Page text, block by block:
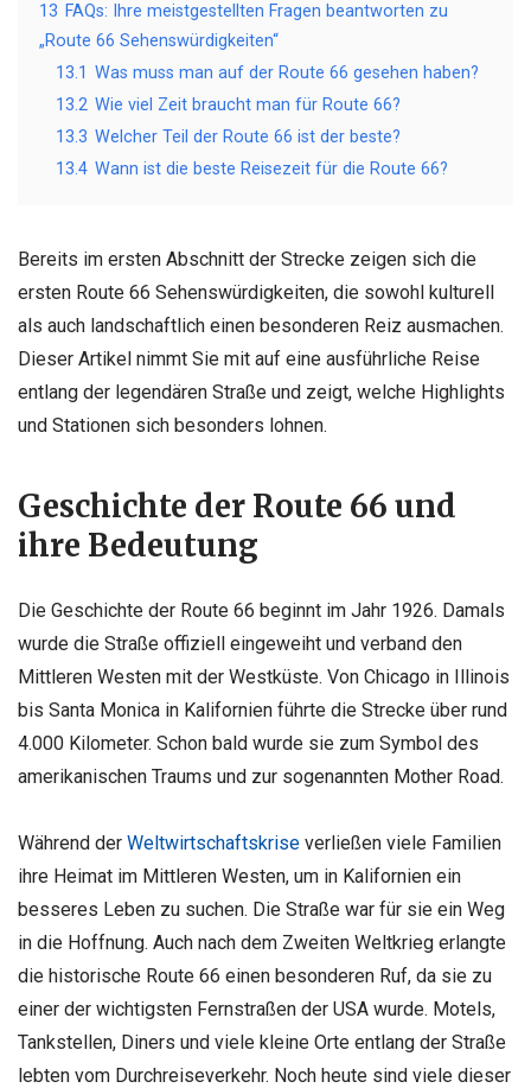
13 FAQs: Ihre meistgestellten Fragen beantworten zu
„Route 66 Sehenswürdigkeiten“
13.1 Was muss man auf der Route 66 gesehen haben?
13.2 Wie viel Zeit braucht man für Route 66?
13.3 Welcher Teil der Route 66 ist der beste?
13.4 Wann ist die beste Reisezeit für die Route 66?
Bereits im ersten Abschnitt der Strecke zeigen sich die
ersten Route 66 Sehenswürdigkeiten, die sowohl kulturell
als auch landschaftlich einen besonderen Reiz ausmachen.
Dieser Artikel nimmt Sie mit auf eine ausführliche Reise
entlang der legendären Straße und zeigt, welche Highlights
und Stationen sich besonders lohnen.
Geschichte der Route 66 und
ihre Bedeutung
Die Geschichte der Route 66 beginnt im Jahr 1926. Damals
wurde die Straße offiziell eingeweiht und verband den
Mittleren Westen mit der Westküste. Von Chicago in Illinois
bis Santa Monica in Kalifornien führte die Strecke über rund
4.000 Kilometer. Schon bald wurde sie zum Symbol des
amerikanischen Traums und zur sogenannten Mother Road.
Während der Weltwirtschaftskrise verließen viele Familien
ihre Heimat im Mittleren Westen, um in Kalifornien ein
besseres Leben zu suchen. Die Straße war für sie ein Weg
in die Hoffnung. Auch nach dem Zweiten Weltkrieg erlangte
die historische Route 66 einen besonderen Ruf, da sie zu
einer der wichtigsten Fernstraßen der USA wurde. Motels,
Tankstellen, Diners und viele kleine Orte entlang der Straße
lebten vom Durchreiseverkehr. Noch heute sind viele dieser